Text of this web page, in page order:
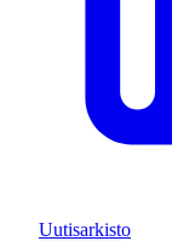
Uutisarkisto